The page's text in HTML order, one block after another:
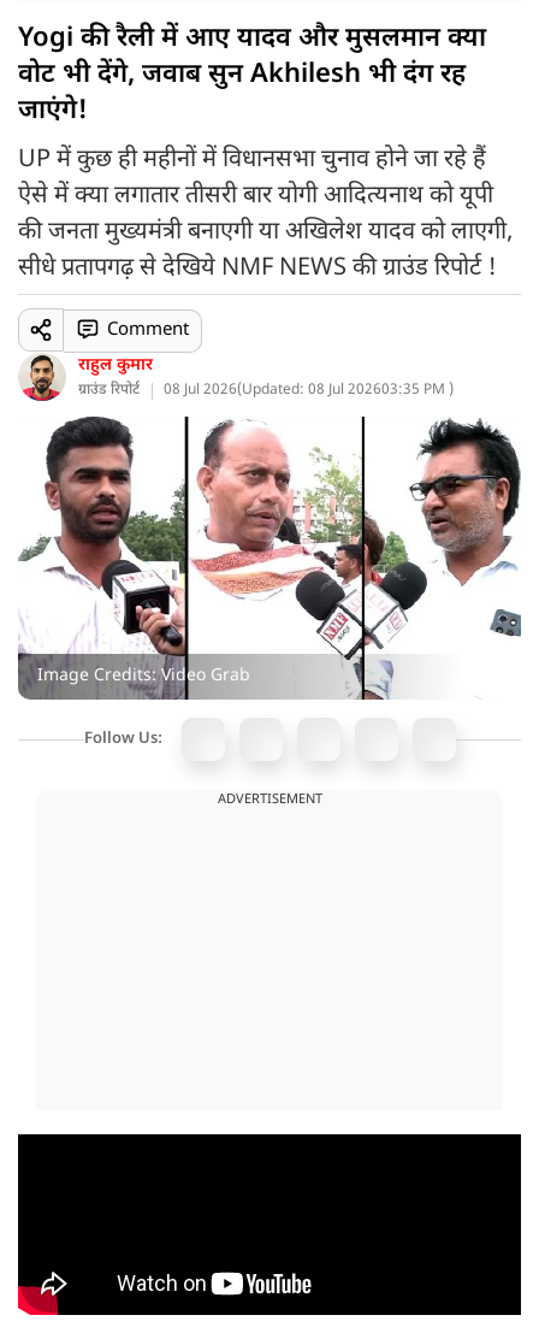
Yogi की रैली में आए यादव और मुसलमान क्या
वोट भी देंगे, जवाब सुन Akhilesh भी दंग रह
जाएंगे!
UP में कुछ ही महीनों में विधानसभा चुनाव होने जा रहे हैं
ऐसे में क्या लगातार तीसरी बार योगी आदित्यनाथ को यूपी
की जनता मुख्यमंत्री बनाएगी या अखिलेश यादव को लाएगी,
सीधे प्रतापगढ़ से देखिये NMF NEWS की ग्राउंड रिपोर्ट !
राहुल कुमार
ग्राउंड रिपोर्ट 08 Jul 2026(Updated: 08 Jul 202603:35 PM )
Comment
Image Credits: Video Grab
Follow Us:
ADVERTISEMENT